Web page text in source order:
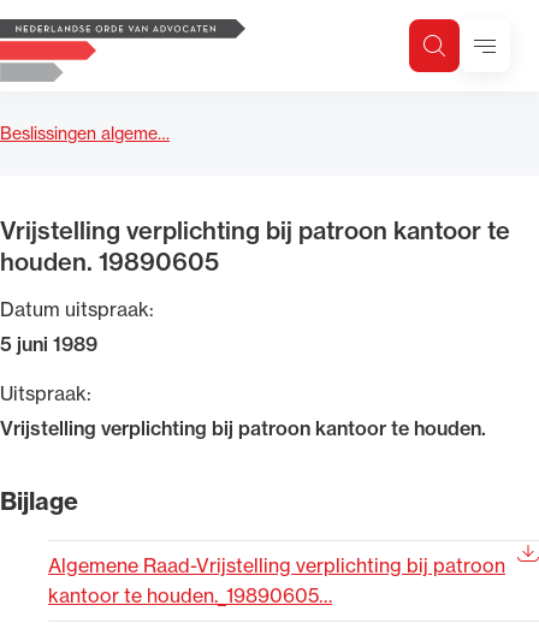
Logo, to the homepage
ZoekenMenu
Beslissingen algeme…
Vrijstelling verplichting bij patroon kantoor te
houden. 19890605
Datum uitspraak:
5 juni 1989
Uitspraak:
Vrijstelling verplichting bij patroon kantoor te houden.
Bijlage
Algemene Raad-Vrijstelling verplichting bij patroon
kantoor te houden._19890605…
Zoeken
Zoek op trefwoord
Uitgelicht